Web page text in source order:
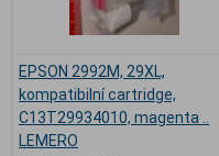
EPSON 2992M, 29XL,
kompatibilní cartridge,
C13T29934010, magenta ..
LEMERO